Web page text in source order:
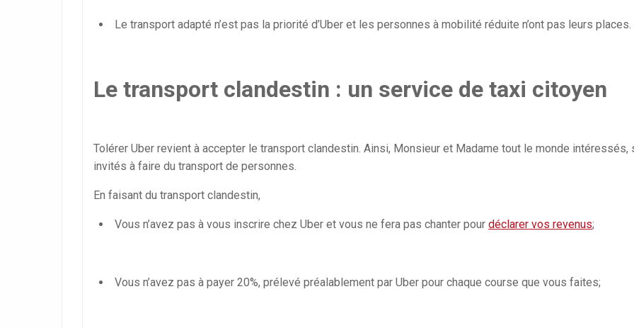
Le transport adapté n’est pas la priorité d’Uber et les personnes à mobilité réduite n’ont pas leurs places.
Le transport clandestin : un service de taxi citoyen
Tolérer Uber revient à accepter le transport clandestin. Ainsi, Monsieur et Madame tout le monde intéressés,
invités à faire du transport de personnes.
En faisant du transport clandestin,
Vous n’avez pas à vous inscrire chez Uber et vous ne fera pas chanter pour déclarer vos revenus;
Vous n’avez pas à payer 20%, prélevé préalablement par Uber pour chaque course que vous faites;